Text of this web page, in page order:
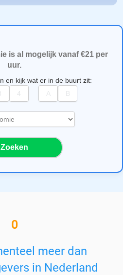
is al mogelijk vanaf €21 per
uur.
en kijk wat er in de buurt zit:
Zoeken
0
meer dan
in Nederland